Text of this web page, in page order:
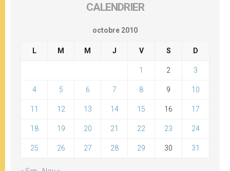
CALENDRIER
octobre 2010
L M M J V S D
1 2 3
4 5 6 7 8 9 10
11 12 13 14 15 16 17
18 19 20 21 22 23 24
25 26 27 28 29 30 31